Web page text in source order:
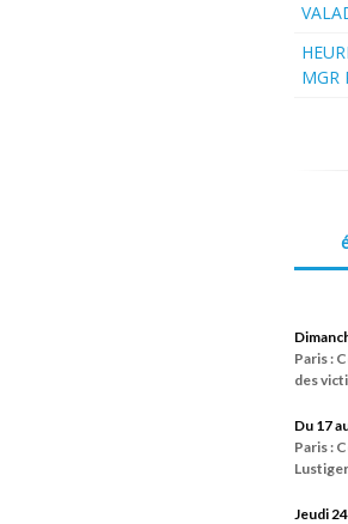
MGR
Paris :
des
Du 17
Paris :
Lustiger
Jeudi